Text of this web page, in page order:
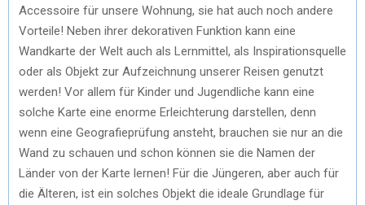
Accessoire für unsere Wohnung, sie hat auch noch andere
Vorteile! Neben ihrer dekorativen Funktion kann eine
Wandkarte der Welt auch als Lernmittel, als Inspirationsquelle
oder als Objekt zur Aufzeichnung unserer Reisen genutzt
werden! Vor allem für Kinder und Jugendliche kann eine
solche Karte eine enorme Erleichterung darstellen, denn
wenn eine Geografieprüfung ansteht, brauchen sie nur an die
Wand zu schauen und schon können sie die Namen der
Länder von der Karte lernen! Für die Jüngeren, aber auch für
die Älteren, ist ein solches Objekt die ideale Grundlage für